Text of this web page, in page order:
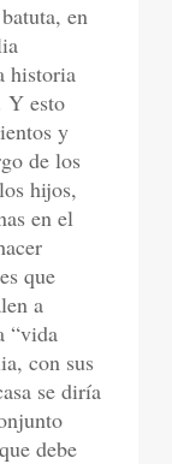
en
historia
Y esto
y
de los
hijos,
en el
que
a
“vida
con sus
se diría
debe